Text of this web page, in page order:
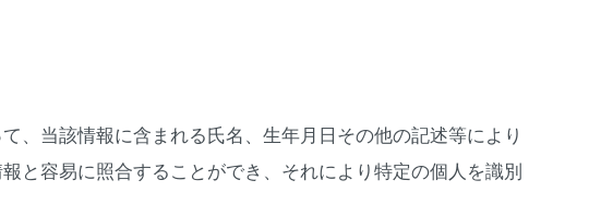
、当該情報に含まれる氏名、生年月日その他の記述等により
と容易に照合することができ、それにより特定の個人を識別